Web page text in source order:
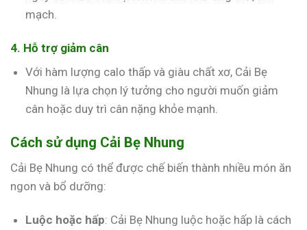
mạch.
4. Hỗ trợ giảm cân
Với hàm lượng calo thấp và giàu chất xơ, Cải Bẹ
Nhung là lựa chọn lý tưởng cho người muốn giảm
cân hoặc duy trì cân nặng khỏe mạnh.
Cách sử dụng Cải Bẹ Nhung
Cải Bẹ Nhung có thể được chế biến thành nhiều món ăn
ngon và bổ dưỡng:
Luộc hoặc hấp: Cải Bẹ Nhung luộc hoặc hấp là cách